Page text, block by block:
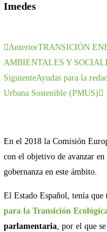
Imedes
AnteriorTRANSICIÓN
AMBIENTALES Y
SiguienteAyudas para la
Urbana Sostenible (PMUS)
En el 2018 la Comisión
con el objetivo de avanzar en
gobernanza en este ámbito.
El Estado Español, tenía
para la Transición
parlamentaria, por el que